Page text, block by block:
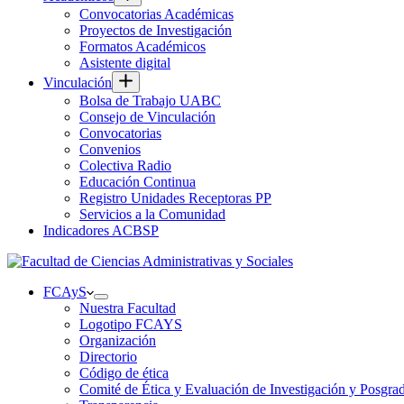
Convocatorias Académicas
Proyectos de Investigación
Formatos Académicos
Asistente digital
Vinculación
Bolsa de Trabajo UABC
Consejo de Vinculación
Convocatorias
Convenios
Colectiva Radio
Educación Continua
Registro Unidades Receptoras PP
Servicios a la Comunidad
Indicadores ACBSP
FCAyS
Nuestra Facultad
Logotipo FCAYS
Organización
Directorio
Código de ética
Comité de Ética y Evaluación de Investigación y